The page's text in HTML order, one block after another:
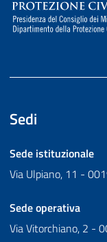
Sedi
Sede istituzionale
Via Ulpiano, 11 -
Sede operativa
Via Vitorchiano, 2 -